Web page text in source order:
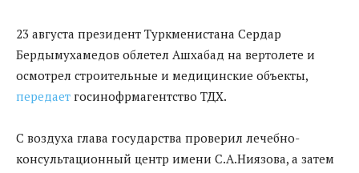
23 августа президент Туркменистана Сердар
Бердымухамедов облетел Ашхабад на вертолете и
осмотрел строительные и медицинские объекты,
передает госинофрмагентство ТДХ.
С воздуха глава государства проверил лечебно-
консультационный центр имени С.А.Ниязова, а затем